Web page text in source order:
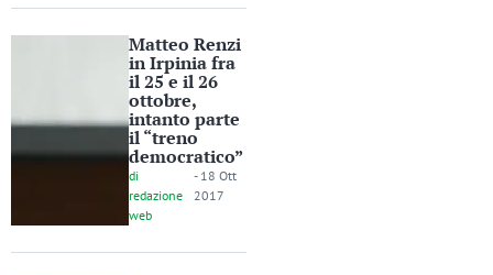
Matteo Renzi
in Irpinia fra
il 25 e il 26
ottobre,
intanto parte
il “treno
democratico”
di
redazione
web
- 18 Ott
2017